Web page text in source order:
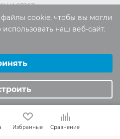
и ответы
и доставка
и возврат
Избранные Сравнение
файлы cookie, чтобы вы могли
наш веб-сайт.